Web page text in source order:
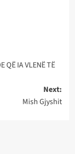
QË IA VLENË TË
Next:
Mish Gjyshit